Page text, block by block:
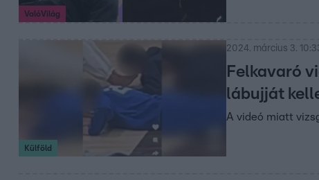
ValóVilág
Külföld
2024. március 3.
Felkavaró
lábujját
A videó miatt